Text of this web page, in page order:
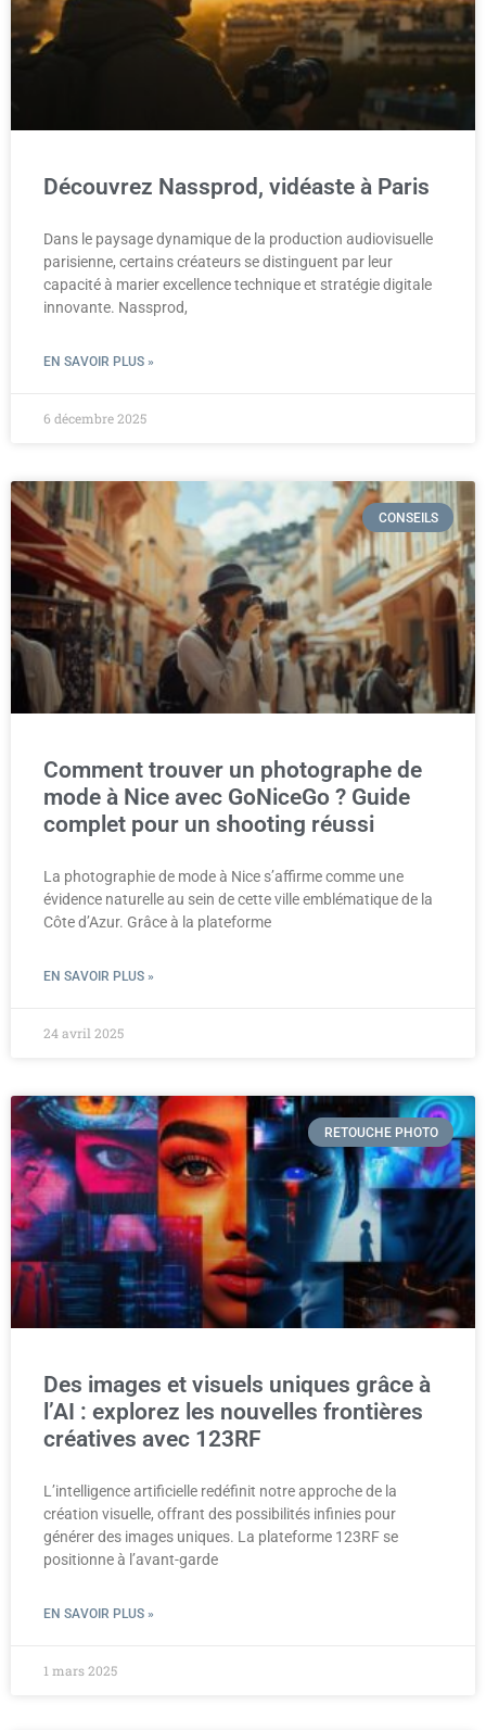
Découvrez Nassprod, vidéaste à Paris
Dans le paysage dynamique de la production audiovisuelle
parisienne, certains créateurs se distinguent par leur
capacité à marier excellence technique et stratégie digitale
innovante. Nassprod,
EN SAVOIR PLUS »
6 décembre 2025
CONSEILS
Comment trouver un photographe de
mode à Nice avec GoNiceGo ? Guide
complet pour un shooting réussi
La photographie de mode à Nice s’affirme comme une
évidence naturelle au sein de cette ville emblématique de la
Côte d’Azur. Grâce à la plateforme
EN SAVOIR PLUS »
24 avril 2025
RETOUCHE PHOTO
Des images et visuels uniques grâce à
l’AI : explorez les nouvelles frontières
créatives avec 123RF
L’intelligence artificielle redéfinit notre approche de la
création visuelle, offrant des possibilités infinies pour
générer des images uniques. La plateforme 123RF se
positionne à l’avant-garde
EN SAVOIR PLUS »
1 mars 2025